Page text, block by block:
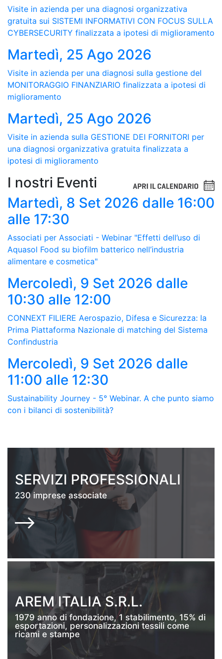
Visite in azienda per una diagnosi organizzativa
gratuita sui SISTEMI INFORMATIVI CON FOCUS SULLA
CYBERSECURITY finalizzata a ipotesi di miglioramento
Martedì, 25 Ago 2026
Visite in azienda per una diagnosi sulla gestione del
MONITORAGGIO FINANZIARIO finalizzata a ipotesi di
miglioramento
Martedì, 25 Ago 2026
Visite in azienda sulla GESTIONE DEI FORNITORI per
una diagnosi organizzativa gratuita finalizzata a
ipotesi di miglioramento
I nostri Eventi
Martedì, 8 Set 2026 dalle 16:00
alle 17:30
Associati per Associati - Webinar "Effetti dell’uso di
Aquasol Food su biofilm batterico nell’industria
alimentare e cosmetica"
Mercoledì, 9 Set 2026 dalle
10:30 alle 12:00
CONNEXT FILIERE Aerospazio, Difesa e Sicurezza: la
Prima Piattaforma Nazionale di matching del Sistema
Confindustria
Mercoledì, 9 Set 2026 dalle
11:00 alle 12:30
Sustainability Journey - 5° Webinar. A che punto siamo
con i bilanci di sostenibilità?
SERVIZI PROFESSIONALI
230 imprese associate
AREM ITALIA S.R.L.
1979 anno di fondazione, 1 stabilimento, 15% di
esportazioni, personalizzazioni tessili come
ricami e stampe